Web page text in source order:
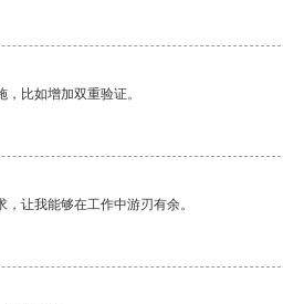
比如增加双重验证。
让我能够在工作中游刃有余。